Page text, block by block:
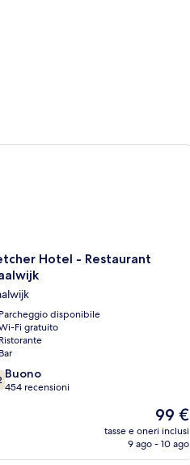
Hotel - Restaurant
Parcheggio disponibile
Fi gratuito
Ristorante
Bar
Buono
454 recensioni
Il
prezzo
attuale
99 €
tasse e oneri inclusi
9 ago - 10 ago
Hotel - Restaurant Waalwijk